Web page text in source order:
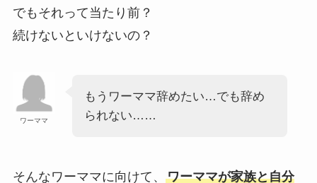
でもそれって当たり前？
続けないといけないの？
ワーママ
もうワーママ辞めたい…でも辞め
られない……
そんなワーママに向けて、 ワーママが家族と自分